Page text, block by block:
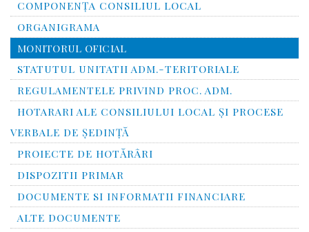
COMPONENȚA CONSILIUL LOCAL
ORGANIGRAMA
MONITORUL OFICIAL
STATUTUL UNITATII ADM.-TERITORIALE
REGULAMENTELE PRIVIND PROC. ADM.
HOTARARI ALE CONSILIULUI LOCAL ȘI PROCESE
VERBALE DE ȘEDINȚĂ
PROIECTE DE HOTĂRÂRI
DISPOZITII PRIMAR
DOCUMENTE SI INFORMATII FINANCIARE
ALTE DOCUMENTE